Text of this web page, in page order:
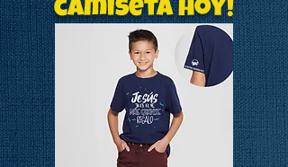
camiseta hoy!